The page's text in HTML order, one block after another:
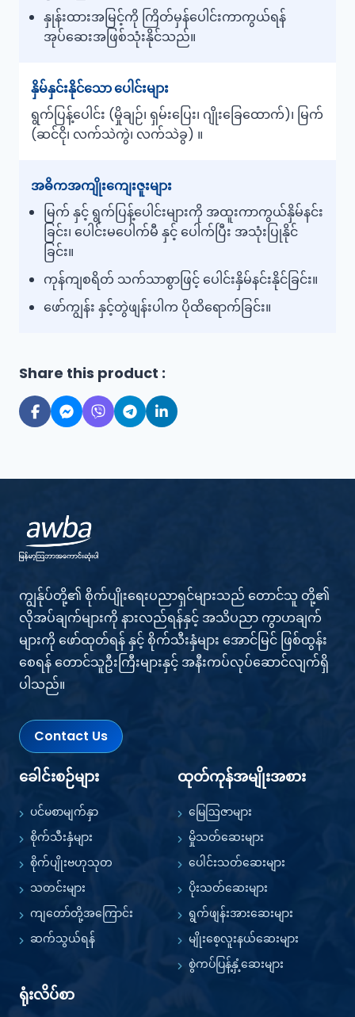
နှုန်းထားအမြင့်ကို ကြိတ်မှန်ပေါင်းကာကွယ်ရန်
အုပ်ဆေးအဖြစ်သုံးနိုင်သည်။
နှိမ်နှင်းနိုင်သော ပေါင်းများ
ရွက်ပြန့်ပေါင်း (မှိုချဉ်၊ ရှမ်းပြေး၊ ဂျိုးခြေထောက်)၊ မြက်
(ဆင်ငို၊ လက်သဲကွဲ၊ လက်သဲခွ) ။
အဓိကအကျိုးကျေးဇူးများ
မြက် နှင့် ရွက်ပြန့်ပေါင်းများကို အထူးကာကွယ်နှိမ်နင်း
ခြင်း၊ ပေါင်းမပေါက်မီ နှင့် ပေါက်ပြီး အသုံးပြုနိုင်
ခြင်း။
ကုန်ကျစရိတ် သက်သာစွာဖြင့် ပေါင်းနှိမ်နင်းနိုင်ခြင်း။
ဖော်ကျွန်း နှင့်တွဲဖျန်းပါက ပိုထိရောက်ခြင်း။
Share this product :
ကျွန်ုပ်တို့၏ စိုက်ပျိုးရေးပညာရှင်များသည် တောင်သူ တို့၏
လိုအပ်ချက်များကို နားလည်ရန်နှင့် အသိပညာ ကွာဟချက်
များကို ဖော်ထုတ်ရန် နှင့် စိုက်သီးနှံများ အောင်မြင် ဖြစ်ထွန်း
စေရန် တောင်သူဦးကြီးများနှင့် အနီးကပ်လုပ်ဆောင်လျက်ရှိ
ပါသည်။
Contact Us
ခေါင်းစဉ်များ
ပင်မစာမျက်နှာ
စိုက်သီးနှံများ
စိုက်ပျိုးဗဟုသုတ
သတင်းများ
ကျတော်တို့အကြောင်း
ဆက်သွယ်ရန်
ထုတ်ကုန်အမျိုးအစား
မြေဩဇာများ
မှိုသတ်ဆေးများ
ပေါင်းသတ်ဆေးများ
ပိုးသတ်ဆေးများ
ရွက်ဖျန်းအားဆေးများ
မျိုးစေ့လူးနယ်ဆေးများ
စွဲကပ်ပြန့်နှံ့ဆေးများ
ရုံးလိပ်စာ